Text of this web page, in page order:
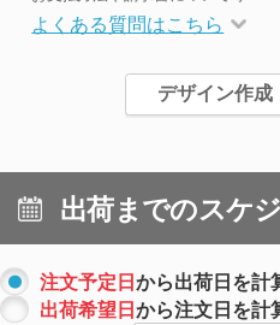
よくある質問はこちら
デザイン作成
出荷までのスケ
注文予定日から出荷日を計
出荷希望日から注文日を計